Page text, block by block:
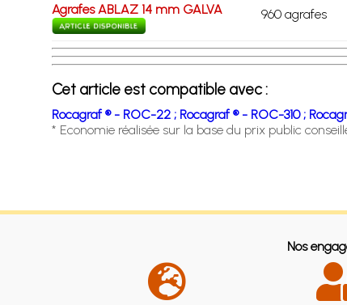
Agrafes ABLAZ 14 mm GALVA 960 agrafes
Cet article est compatible avec :
Rocagraf ® - ROC-22 ; Rocagraf ® - ROC-310 ;
* Economie réalisée sur la base du prix public
Nos